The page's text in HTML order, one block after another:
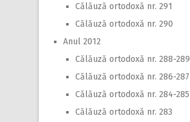
Călăuză ortodoxă nr. 291
Călăuză ortodoxă nr. 290
Anul 2012
Călăuză ortodoxă nr. 288-289
Călăuză ortodoxă nr. 286-287
Călăuză ortodoxă nr. 284-285
Călăuză ortodoxă nr. 283